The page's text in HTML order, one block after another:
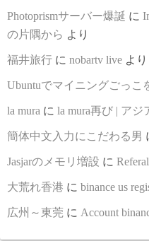
Photoprismサーバー爆誕 に
の片隅から より
福井旅行 に nobartv live より
Ubuntuでマイニングごっこ
la mura に la mura再び | アジ
簡体中文入力にこだわる男
Jasjarのメモリ増設 に
大荒れ香港 に binance us
広州～東莞 に Account